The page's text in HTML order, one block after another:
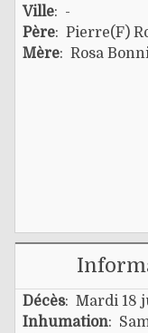
Ville: -
Père: Pierre(f)
Mère: Rosa
Décès: Mardi 18
Inhumation: